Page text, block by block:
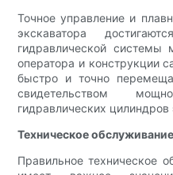
Точное управление и
экскаватора
гидравлической системы
оператора и конструкции
быстро и точно
свидетельством
гидравлических цилиндров
Техническое
Правильное техническое